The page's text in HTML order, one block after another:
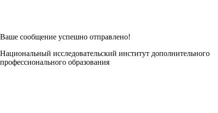
Ваше сообщение успешно отправлено!
Национальный исследовательский институт дополнительного
профессионального образования